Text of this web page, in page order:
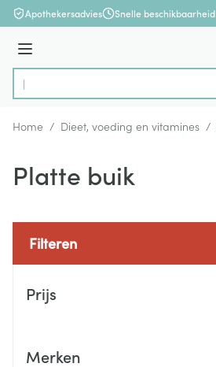
Ga naar de inhoud
Apothekersadvies Snelle beschikbaarheid
Menu
Product, merk, categorie...
Home / Dieet, voeding en vitamines /
Platte buik
Filteren
Prijs
Merken